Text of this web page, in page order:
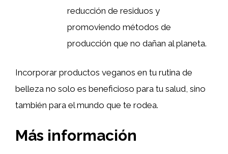
reducción de residuos y
promoviendo métodos de
producción que no dañan al planeta.
Incorporar productos veganos en tu rutina de
belleza no solo es beneficioso para tu salud, sino
también para el mundo que te rodea.
Más información